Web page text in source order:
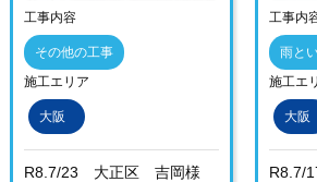
工事内容
その他の工事
施工エリア
大阪
R8.7/23 大正区 吉岡様
工事内
雨と
施工エ
大阪
R8.7/